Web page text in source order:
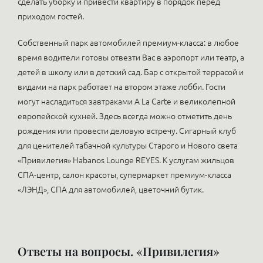
приходом гостей.
Собственный парк автомобилей премиум-класса: в любое
время водители готовы отвезти Вас в аэропорт или театр, а
детей в школу или в детский сад. Бар с открытой террасой и
видами на парк работает на втором этаже лобби. Гости
могут насладиться завтраками A La Carte и великолепной
европейской кухней. Здесь всегда можно отметить день
рождения или провести деловую встречу. Сигарный клуб
для ценителей табачной культуры Старого и Нового света
«Привилегия» Habanos Lounge REYES. К услугам жильцов
СПА-центр, салон красоты, супермаркет премиум-класса
«ЛЭНД», СПА для автомобилей, цветочний бутик.
Ответы на вопросы. «Привилегия»